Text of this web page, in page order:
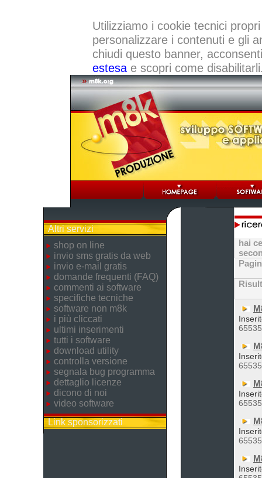
Utilizziamo i cookie tecnici
personalizzare i contenuti e gli
chiudi questo banner,
estesae scopri come
Altri servizi
shop on line
invio sms gratis da web
invio e-mail gratis
domande frequenti (FAQ)
commenti ai software
specifiche tecniche
software non m8k
i più cliccati
ultimi inserimenti
tutti i software
download utility
controlla versione
segnala bug programma
dettaglio licenze
dicono di noi
video software
Link sponsorizzati
hai
65535
65535
65535
65535